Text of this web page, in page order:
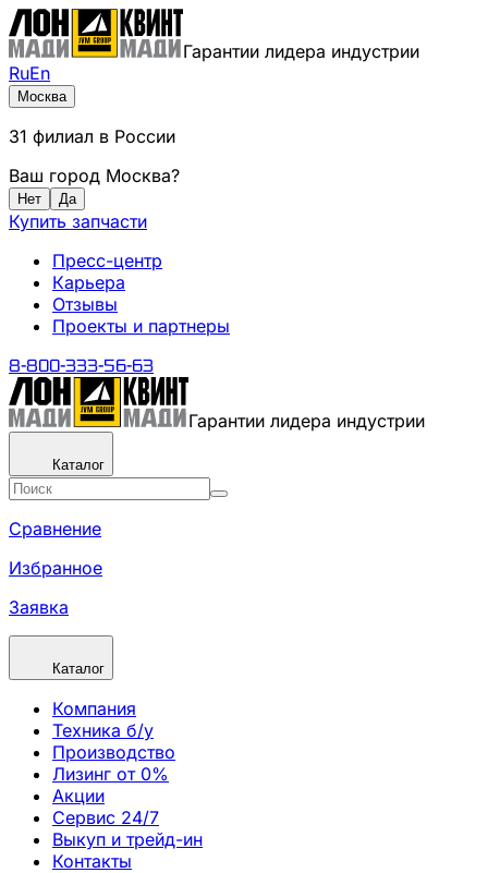
Гарантии лидера индустрии
RuEn
Москва
31 филиал в России
Ваш город Москва?
Нет Да
Купить запчасти
Пресс-центр
Карьера
Отзывы
Проекты и партнеры
8-800-333-56-63
Гарантии лидера индустрии
Каталог
Сравнение
Избранное
Заявка
Каталог
Компания
Техника б/у
Производство
Лизинг от 0%
Акции
Сервис 24/7
Выкуп и трейд-ин
Контакты